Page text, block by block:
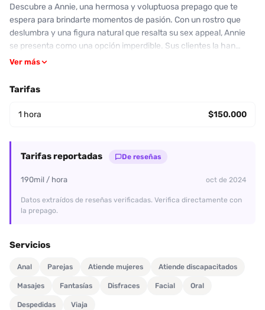
Descubre a Annie, una hermosa y voluptuosa prepago que te
espera para brindarte momentos de pasión. Con un rostro que
deslumbra y una figura natural que resalta su sex appeal, Annie
se presenta como una opción imperdible. Sus clientes la han
calificado con un 8/10 en el servicio, destacando su actitud
algunos mencionaron deslices en la atención debido a la dinámica
encuentro deja a muchos deseando regresar. Annie ofrece un
agradable y su energía cautivadora convierten cada cita en un
momento memorable. Si buscas una experiencia apasionada y
arrepentirás!
Ver más
Tarifas
1 hora $150.000
Tarifas reportadas De reseñas
190mil / hora oct de 2024
Datos extraídos de reseñas verificadas. Verifica directamente con
la prepago.
Servicios
Anal Parejas Atiende mujeres Atiende discapacitados
Masajes Fantasías Disfraces Facial Oral
Despedidas Viaja